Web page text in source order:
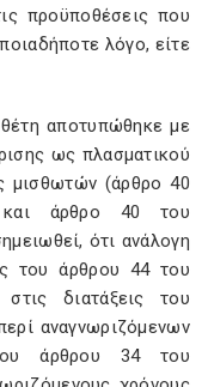
προϋποθέσεις που
λόγο, είτε
αποτυπώθηκε με
ως πλασματικού
μισθωτών (άρθρο 40
άρθρο 40 του
ότι ανάλογη
του άρθρου 44 του
διατάξεις του
αναγνωριζόμενων
άρθρου 34 του